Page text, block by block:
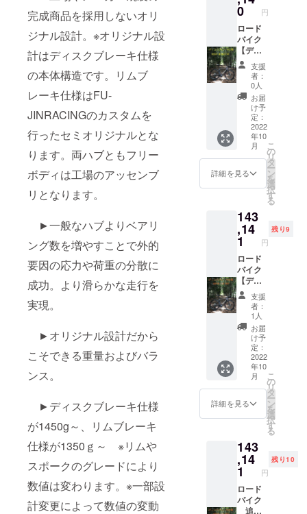
完成商品を採用しないオリ
ジナル設計。※オリジナル設
計はディスクブレーキ仕様
の本体構造です。リムブ
レーキ仕様はFU-
JINRACINGのカスタムを
行ったセミオリジナルとな
ります。両ハブともフリー
ボディは工場のアッセンブ
リとなります。
►一般なハブよりベアリ
ング数を増やすことで外的
要因の応力や荷重の分散に
成功。より滑らかな走行を
実現。
►オリジナル設計だから
こそできる重量およびバラ
ンス。
►ディスクブレーキ仕様
が1450g～、リムブレーキ
仕様が1350ｇ～ ※リムや
スポークのグレードにより
数値は変わります。※一部設
計変更によって数値の変動
付属品
以外は
含まれ
ませ
ん。
場合、
捩じら
ない組
み方で
す。 ※
イメー
ジ写真
は、リ
ム高の
選択で
ご参考
にして
くださ
い。 ※
対象製
品のリ
ムは写
真と異
合がご
ざいま
す。 ※
ホイー
ル完成
組で
す。車
体、タ
イヤ、
チュー
ブなど
付属品
以外は
含まれ
ませ
ん。
UDマッ
トクリ
ア仕上
げ）
F:20H/
R24H
hoshi
:wingst
ar（リ
ジッド
アッセ
ンブリ
仕様）
真鍮
ニップ
ル：黒
付属
品：
O®カー
ボンク
イック
リリー
ス・チ
タン
シャフ
ト、
カーボ
シュー
※イメー
ジ写真
は、リ
ム高の
選択で
ご参考
にして
くださ
い。 ※
品のリ
ムは写
真と異
なる場
合がご
ざいま
す。 ※
0 円
ロード
バイク
【ディ
スクブ
レー
キ】仕
様カー
ボンホ
イール
25%off
+送料
通常販
売価格
183,920
円税込
※2022.6
カーボ
ンリム
700c（
UDマッ
トクリ
ア仕上
げ）
F:24H/
R24H
hoshi
:wingst
ar（リ
ジッド
アッセ
ンブリ
仕様）
真鍮
ニップ
ル：黒
※イメー
は、リ
ム高の
選択で
ご参考
にして
くださ
い。 ※
支援
者：
0人
お届
け予
定：
2022
年10
月
詳細を見る
こ
の
リ
タ
ー
ン
を
選
択
す
る
143
,14
1 円
残り9
ロード
バイク
【ディ
スクブ
レー
キ】仕
様カー
ボンホ
イール
30%off
+送料
通常販
売価格
201344
円税込
※2022.6
カーボ
ンリム
700c（
UDマッ
トクリ
ア仕上
げ）
支援
者：
1人
お届
け予
定：
2022
年10
月
詳細を見る
こ
の
リ
タ
ー
ン
を
選
択
す
る
143
,14
1 円
残り10
ロード
バイク
追加